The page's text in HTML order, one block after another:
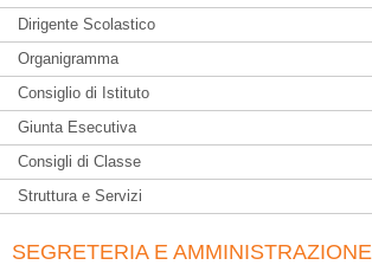
Dirigente Scolastico
Organigramma
Consiglio di Istituto
Giunta Esecutiva
Consigli di Classe
Struttura e Servizi
SEGRETERIA E AMMINISTRAZIONE